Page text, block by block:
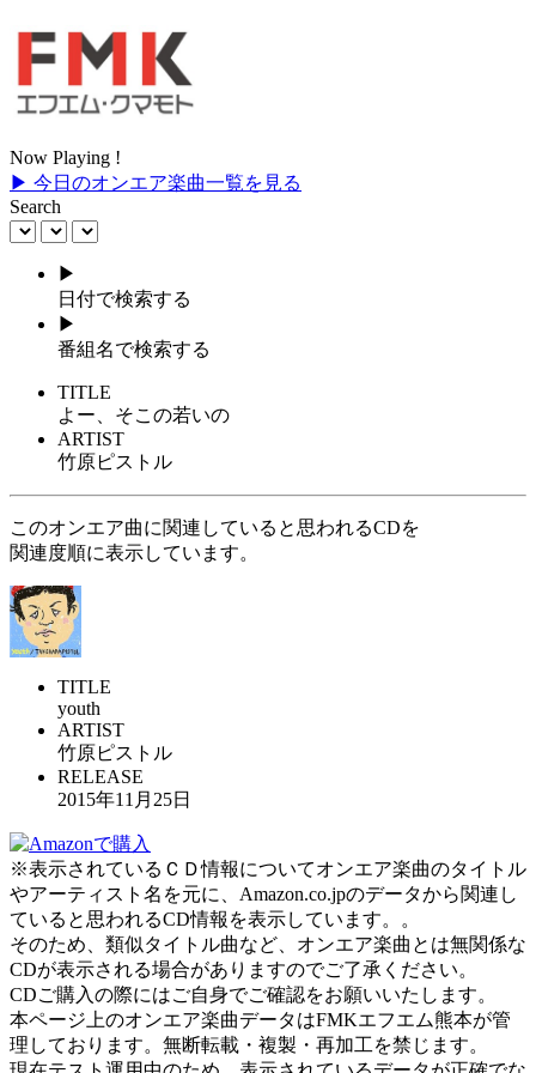
Now Playing !
▶ 今日のオンエア楽曲一覧を見る
Search
▶
日付で検索する
▶
番組名で検索する
TITLE
よー、そこの若いの
ARTIST
竹原ピストル
このオンエア曲に関連していると思われるCDを
関連度順に表示しています。
TITLE
youth
ARTIST
竹原ピストル
RELEASE
2015年11月25日
※表示されているＣＤ情報についてオンエア楽曲のタイトル
やアーティスト名を元に、Amazon.co.jpのデータから関連し
ていると思われるCD情報を表示しています。。
そのため、類似タイトル曲など、オンエア楽曲とは無関係な
CDが表示される場合がありますのでご了承ください。
CDご購入の際にはご自身でご確認をお願いいたします。
本ページ上のオンエア楽曲データはFMKエフエム熊本が管
理しております。無断転載・複製・再加工を禁じます。